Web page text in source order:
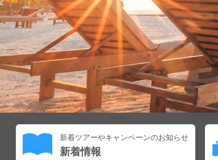
新着ツアーやキャンペーンのお知らせ
新着情報